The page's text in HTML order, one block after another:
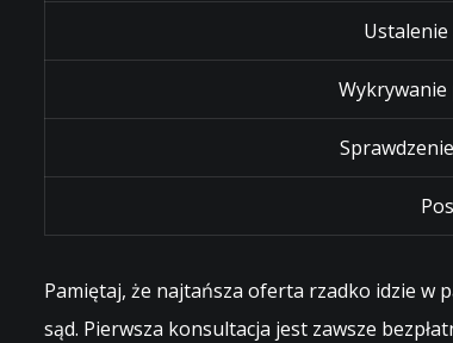
Wykrywanie
Pamiętaj, że najtańsza oferta rzadko idzie w
sąd. Pierwsza konsultacja jest zawsze